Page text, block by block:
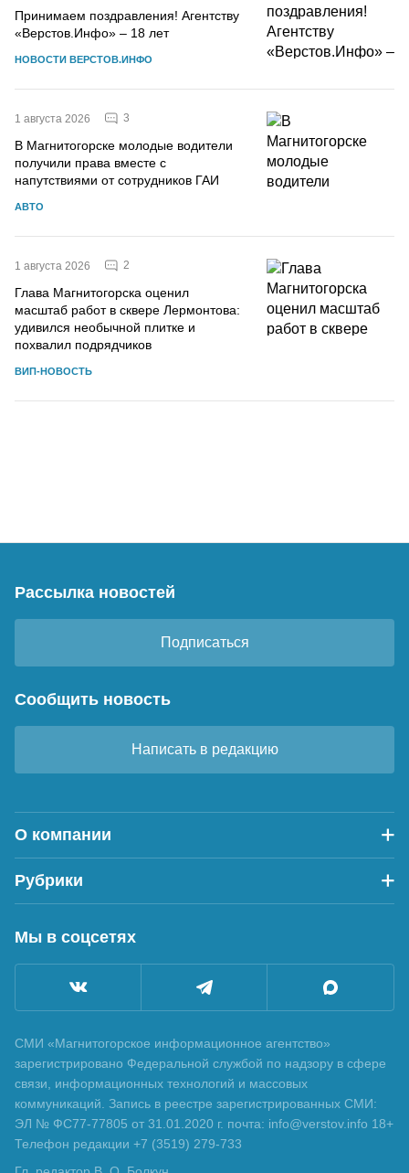
Принимаем поздравления! Агентству
«Верстов.Инфо» – 18 лет
НОВОСТИ ВЕРСТОВ.ИНФО
1 августа 2026 3
В Магнитогорске молодые водители
получили права вместе с
напутствиями от сотрудников ГАИ
АВТО
1 августа 2026 2
Глава Магнитогорска оценил
масштаб работ в сквере Лермонтова:
удивился необычной плитке и
похвалил подрядчиков
ВИП-НОВОСТЬ
Рассылка новостей
Подписаться
Сообщить новость
Написать в редакцию
О компании
Рубрики
Мы в соцсетях
СМИ «Магнитогорское информационное агентство»
зарегистрировано Федеральной службой по надзору в сфере
связи, информационных технологий и массовых
коммуникаций. Запись в реестре зарегистрированных СМИ:
ЭЛ № ФС77-77805 от 31.01.2020 г. почта: info@verstov.info 18+
Телефон редакции +7 (3519) 279-733